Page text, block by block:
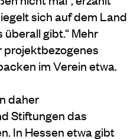
sich auf dem Land
überall gibt.“ Mehr
projektbezogenes
im Verein etwa.
daher
Stiftungen das
In Hessen etwa gibt